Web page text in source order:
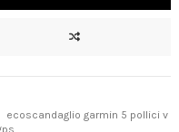
ecoscandaglio garmin 5 pollici v